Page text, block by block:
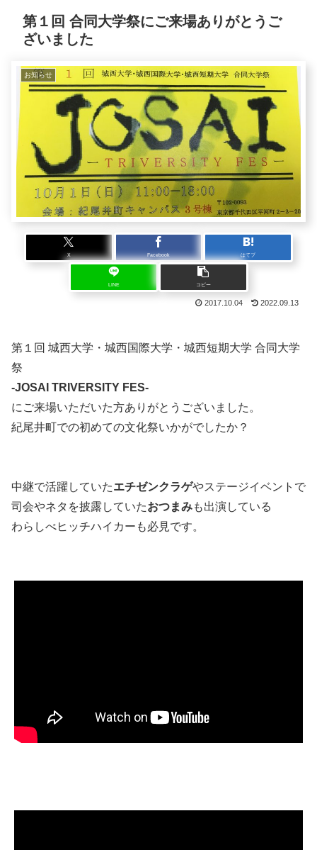
第１回 合同大学祭にご来場ありがとうご
ざいました
お知らせ
X Facebook はてブ
LINE コピー
2017.10.04 2022.09.13
第１回 城西大学・城西国際大学・城西短期大学 合同大学
祭
-JOSAI TRIVERSITY FES-
にご来場いただいた方ありがとうございました。
紀尾井町での初めての文化祭いかがでしたか？
中継で活躍していたエチゼンクラゲやステージイベントで
司会やネタを披露していたおつまみも出演している
わらしべヒッチハイカーも必見です。